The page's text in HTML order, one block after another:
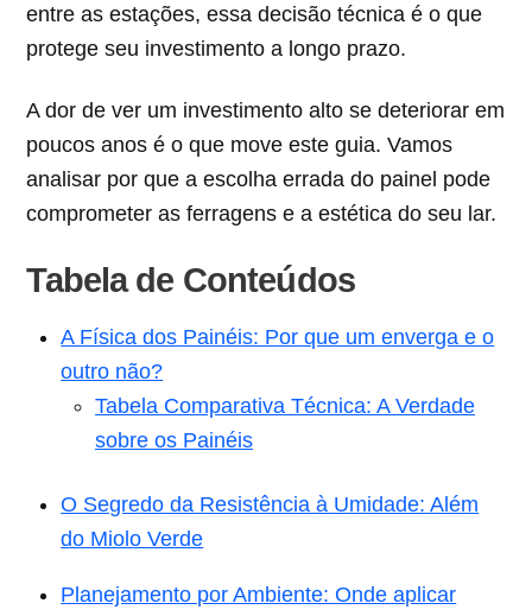
entre as estações, essa decisão técnica é o que
protege seu investimento a longo prazo.
A dor de ver um investimento alto se deteriorar em
poucos anos é o que move este guia. Vamos
analisar por que a escolha errada do painel pode
comprometer as ferragens e a estética do seu lar.
Tabela de Conteúdos
A Física dos Painéis: Por que um enverga e o
outro não?
Tabela Comparativa Técnica: A Verdade
sobre os Painéis
O Segredo da Resistência à Umidade: Além
do Miolo Verde
Planejamento por Ambiente: Onde aplicar